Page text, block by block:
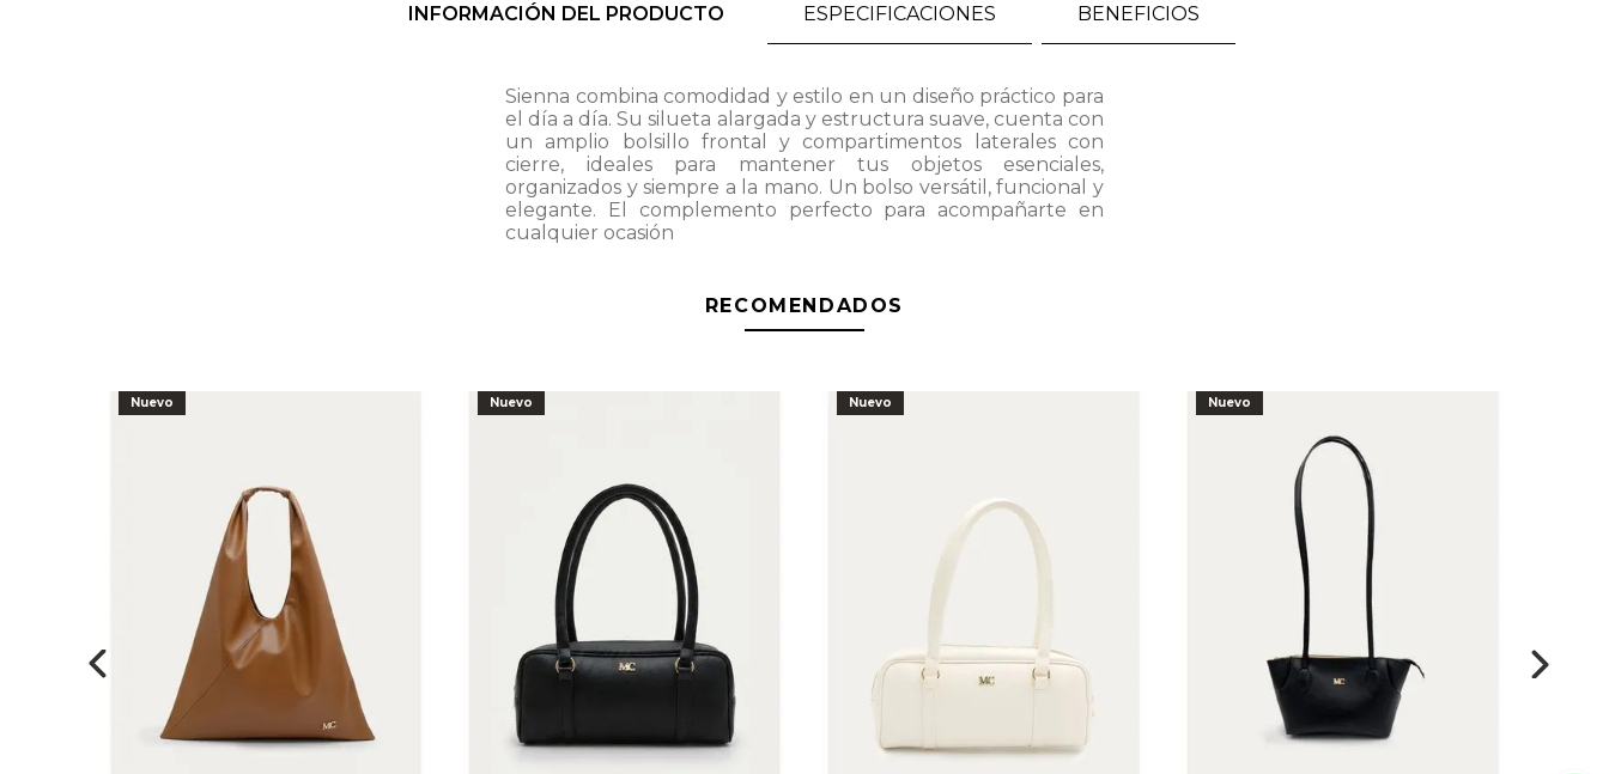
INFORMACIÓN DEL PRODUCTO ESPECIFICACIONES BENEFICIOS
Sienna combina comodidad y estilo en un diseño práctico para
el día a día. Su silueta alargada y estructura suave, cuenta con
un amplio bolsillo frontal y compartimentos laterales con
cierre, ideales para mantener tus objetos esenciales,
organizados y siempre a la mano. Un bolso versátil, funcional y
elegante. El complemento perfecto para acompañarte en
cualquier ocasión
RECOMENDADOS
Nuevo Nuevo Nuevo Nuevo